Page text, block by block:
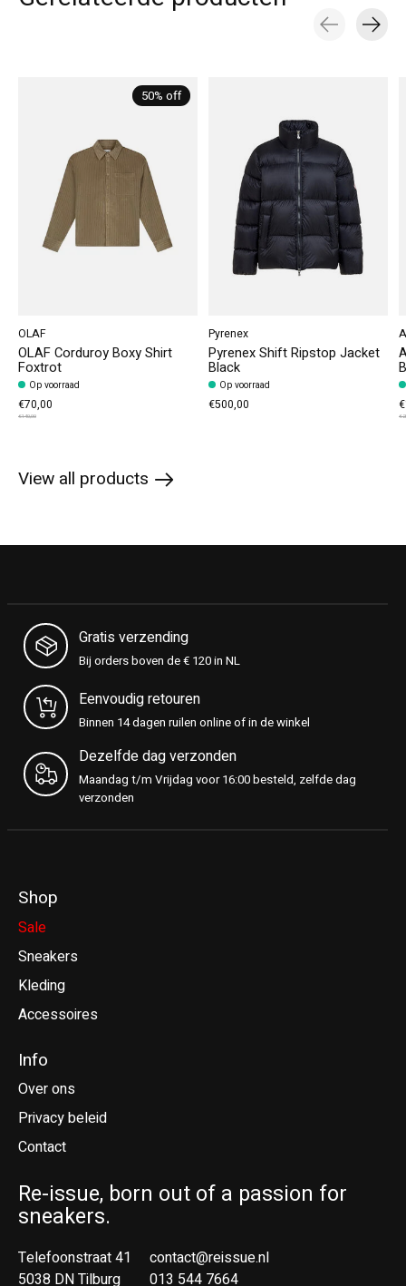
50% off
OLAF
OLAF Corduroy Boxy Shirt
Foxtrot
Op voorraad
€70,00
€140,00
Pyrenex
Pyrenex Shift Ripstop Jacket
Black
Op voorraad
€500,00
View all products
Gratis verzending
Bij orders boven de € 120 in NL
Eenvoudig retouren
Binnen 14 dagen ruilen online of in de winkel
Dezelfde dag verzonden
Maandag t/m Vrijdag voor 16:00 besteld, zelfde dag
verzonden
Shop
Sale
Sneakers
Kleding
Accessoires
Info
Over ons
Privacy beleid
Contact
Re-issue, born out of a passion for
sneakers.
Telefoonstraat 41
5038 DN Tilburg
contact@reissue.nl
013 544 7664